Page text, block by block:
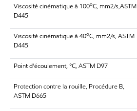
Viscosité cinématique à 100oC, mm2/s,ASTM
D445
Viscosité cinématique à 40oC, mm2/s, ASTM
D445
Point d'écoulement, °C, ASTM D97
Protection contre la rouille, Procédure B,
ASTM D665